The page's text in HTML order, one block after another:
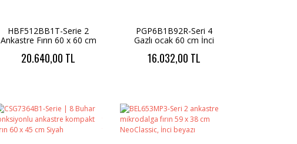
HBF512BB1T-Serie 2
Ankastre Fırın 60 x 60 cm
Proğram
20.640,00 TL
PGP6B1B92R-Seri 4
Gazlı ocak 60 cm İnci
16.032,00 TL